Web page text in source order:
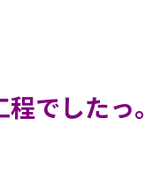
でしたっ。